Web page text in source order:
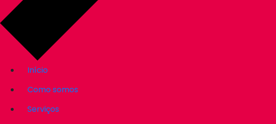
Início
Como somos
Serviços